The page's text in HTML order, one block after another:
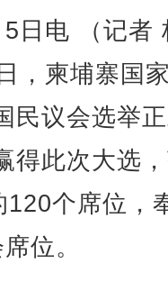
电 （记者
，柬埔寨国
民议会选举
得此次大选
120个席位，
位。